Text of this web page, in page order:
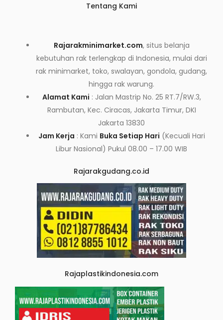
Tentang Kami
Rajarakminimarket.com, situs belanja
kebutuhan rak terlengkap di Indonesia, mulai dari
rak minimarket, toko, swalayan, gondola, gudang,
hingga rak warung.
Alamat Kami : Jalan Mastrip No. 25 RT.7/RW.3,
Rambutan, Kec. Ciracas, Jakarta Timur, DKI
Jakarta 13830
Jam Kerja : Kami Buka Setiap Hari (Kecuali Hari
Libur Nasional) Pukul 08.00 – 17.00 WIB
Rajarakgudang.co.id
Rajaplastikindonesia.com